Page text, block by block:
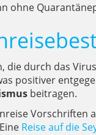
ohne
die durch das
positiver
beitragen.
Vorschriften
Reise auf die